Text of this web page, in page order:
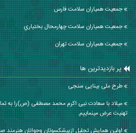
جمعیت همیاران سلامت فارس
جمعیت همیاران سلامت چهارمحال بختياري
جمعیت همیاران سلامت تهران
پر بازدیدترین ها
طرح ملی بینایی سنجی
میلاد با سعادت نبی اکرم محمد مصطفی (ص)را به
تهنیت عرض مینماییم.
اولین همایش تجلیل ازپیشکسوتان وجوانان